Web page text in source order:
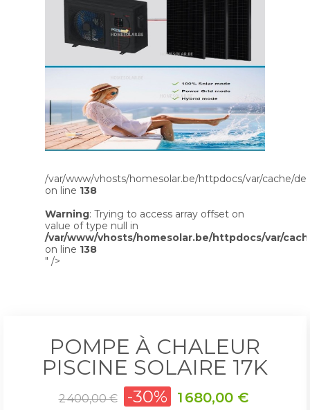
/var/www/vhosts/homesolar.be/httpdocs/var/cache/
on line 138
Warning: Trying to access array offset on
value of type null in
/var/www/vhosts/homesolar.be/httpdocs/var/
on line 138
" />
POMPE À CHALEUR
PISCINE SOLAIRE 17K
Prix
de
2 400,00 € -30% Prix
1 680,00 €